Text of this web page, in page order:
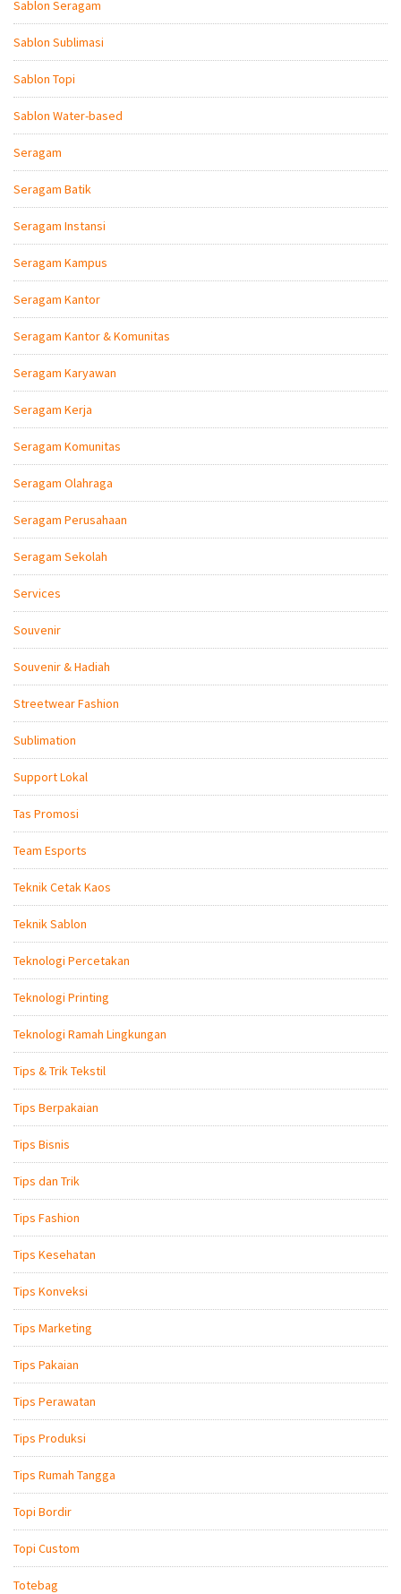
Sablon Seragam
Sablon Sublimasi
Sablon Topi
Sablon Water-based
Seragam
Seragam Batik
Seragam Instansi
Seragam Kampus
Seragam Kantor
Seragam Kantor & Komunitas
Seragam Karyawan
Seragam Kerja
Seragam Komunitas
Seragam Olahraga
Seragam Perusahaan
Seragam Sekolah
Services
Souvenir
Souvenir & Hadiah
Streetwear Fashion
Sublimation
Support Lokal
Tas Promosi
Team Esports
Teknik Cetak Kaos
Teknik Sablon
Teknologi Percetakan
Teknologi Printing
Teknologi Ramah Lingkungan
Tips & Trik Tekstil
Tips Berpakaian
Tips Bisnis
Tips dan Trik
Tips Fashion
Tips Kesehatan
Tips Konveksi
Tips Marketing
Tips Pakaian
Tips Perawatan
Tips Produksi
Tips Rumah Tangga
Topi Bordir
Topi Custom
Totebag